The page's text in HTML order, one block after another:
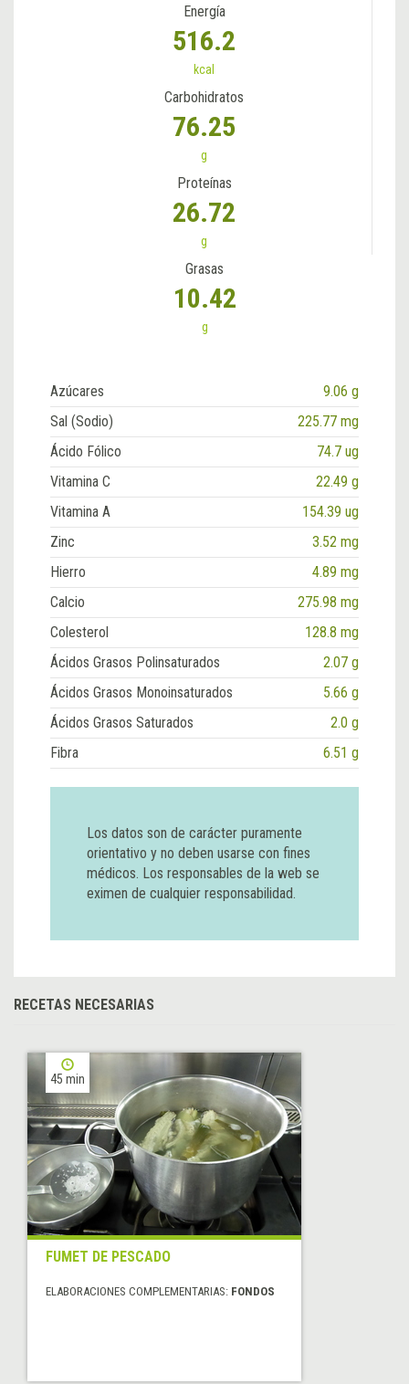
Energía
516.2
kcal
Carbohidratos
76.25
g
Proteínas
26.72
g
Grasas
10.42
g
Azúcares
9.06 g
Sal (Sodio)
225.77 mg
Ácido Fólico
74.7 ug
Vitamina C
22.49 g
Vitamina A
154.39 ug
Zinc
3.52 mg
Hierro
4.89 mg
Calcio
275.98 mg
Colesterol
128.8 mg
Ácidos Grasos Polinsaturados
2.07 g
Ácidos Grasos Monoinsaturados
5.66 g
Ácidos Grasos Saturados
2.0 g
Fibra
6.51 g
Los datos son de carácter puramente
orientativo y no deben usarse con fines
médicos. Los responsables de la web se
eximen de cualquier responsabilidad.
RECETAS NECESARIAS
45 min
FUMET DE PESCADO
ELABORACIONES COMPLEMENTARIAS: FONDOS